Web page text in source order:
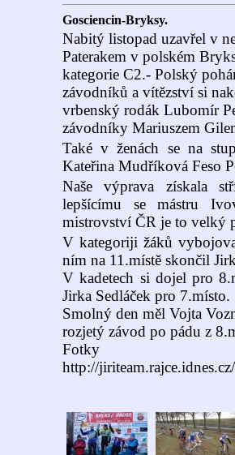
Gosciencin-Bryksy.
Nabitý listopad uzavřel v
Paterakem v polském
kategorie C2.- Polský
závodníků a vítězství si
vrbenský rodák Lubomír
závodníky Mariuszem
Také v ženách se na
Kateřina Mudříková Feso
Naše výprava získala
lepšícímu se mástru
mistrovství ČR je to velký
V kategoriji žáků
ním na 11.místě skončil
V kadetech si dojel pro
Jirka Sedláček pro 7.místo.
Smolný den měl Vojta
rozjetý závod po pádu z
Fotky
http://